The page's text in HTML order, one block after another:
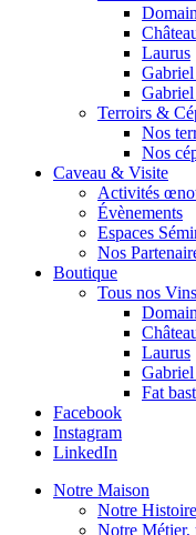
Laurus
Terroirs &
Nos
Nos
Caveau & Visite
Activités
Évènements
Espaces
Nos
Boutique
Tous nos Vins
Laurus
Fat
Facebook
Instagram
LinkedIn
Notre Maison
Notre Histoire
Notre Métier,